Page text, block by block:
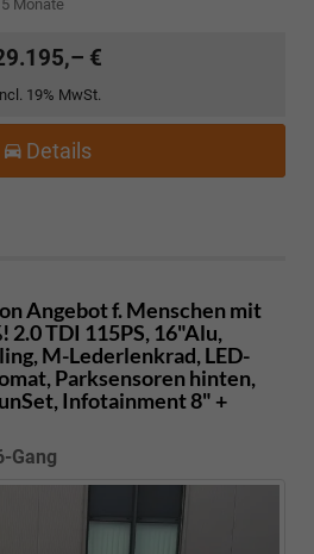
Monate
€
19% MwSt.
Details
drucken
Angebot f. Menschen mit
2.0 TDI 115PS, 16"Alu,
M-Lederlenkrad, LED-
Parksensoren hinten,
Infotainment 8" +
Gang